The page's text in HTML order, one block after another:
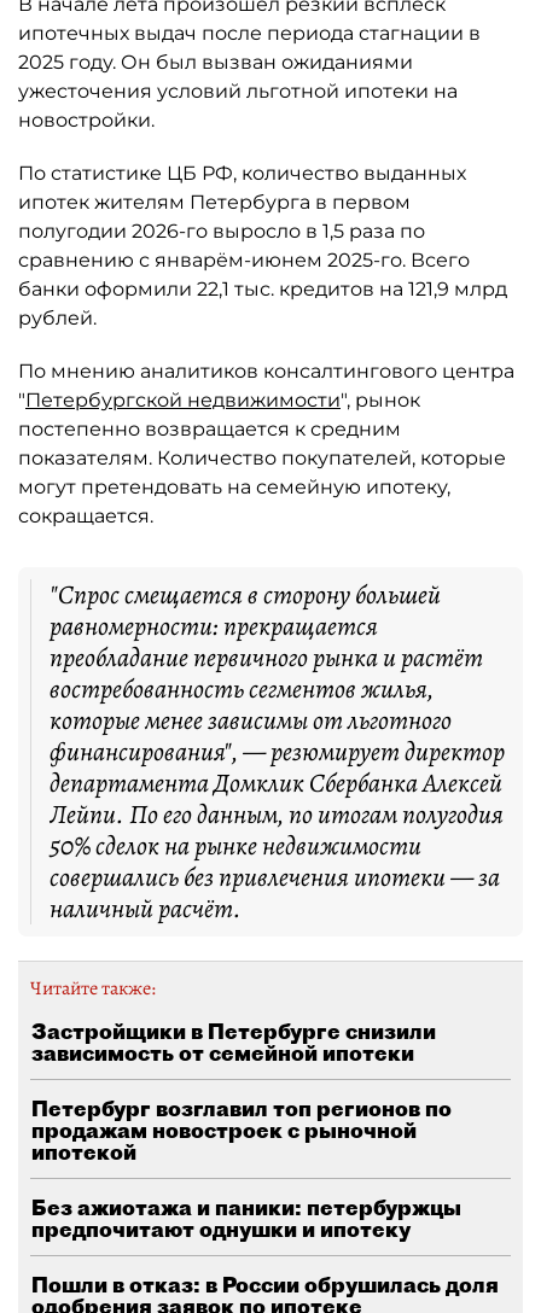
ипотечных выдач после периода стагнации в
2025 году. Он был вызван ожиданиями
ужесточения условий льготной ипотеки на
новостройки.
По статистике ЦБ РФ, количество выданных
ипотек жителям Петербурга в первом
полугодии 2026-го выросло в 1,5 раза по
сравнению с январём-июнем 2025-го. Всего
банки оформили 22,1 тыс. кредитов на 121,9 млрд
рублей.
По мнению аналитиков консалтингового центра
"Петербургской недвижимости", рынок
постепенно возвращается к средним
показателям. Количество покупателей, которые
могут претендовать на семейную ипотеку,
сокращается.
"Спрос смещается в сторону большей
равномерности: прекращается
преобладание первичного рынка и растёт
востребованность сегментов жилья,
которые менее зависимы от льготного
финансирования", — резюмирует директор
департамента Домклик Сбербанка Алексей
Лейпи. По его данным, по итогам полугодия
50% сделок на рынке недвижимости
совершались без привлечения ипотеки — за
наличный расчёт.
Читайте также:
Застройщики в Петербурге снизили
зависимость от семейной ипотеки
Петербург возглавил топ регионов по
продажам новостроек с рыночной
ипотекой
Без ажиотажа и паники: петербуржцы
предпочитают однушки и ипотеку
Пошли в отказ: в России обрушилась доля
одобрения заявок по ипотеке